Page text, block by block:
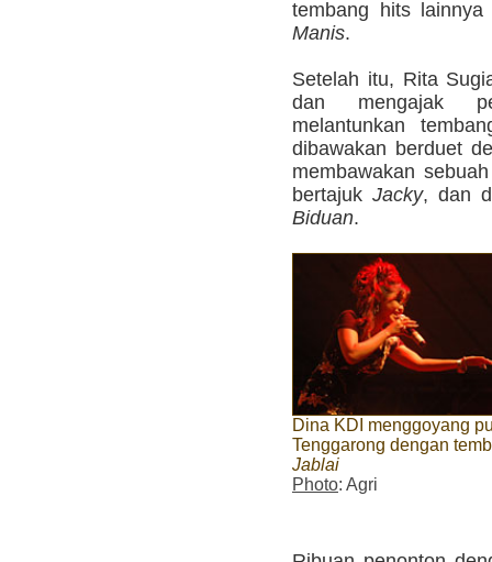
tembang hits
Manis.
Setelah itu, Rita
dan mengajak
melantunkan
dibawakan berduet
membawakan
bertajuk Jacky, dan
Biduan.
Dina KDI menggoyang
Tenggarong dengan
Jablai
Photo: Agri